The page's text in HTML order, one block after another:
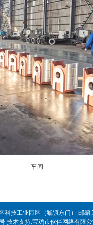
车间
技工业园区（虢镇东门） 邮编
技术支持:宝鸡市伙伴网络有限